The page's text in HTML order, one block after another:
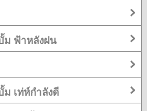
ม ฟ้าหลังฝน
ม เท่ห์กำลังดี